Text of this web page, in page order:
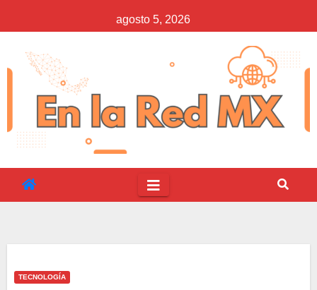
al
contenido
agosto 5, 2026
TECNOLOGÍA